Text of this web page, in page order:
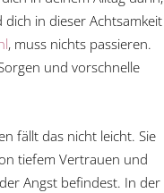
in dieser Achtsamkeit
, muss nichts passieren.
und vorschnelle
fällt das nicht leicht. Sie
tiefem Vertrauen und
Angst befindest. In der